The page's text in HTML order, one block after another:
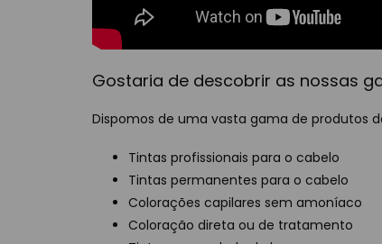
Gostaria de descobrir as nossas
Dispomos de uma vasta gama de produtos
Tintas profissionais para o cabelo
Tintas permanentes para o cabelo
Colorações capilares sem amoníaco
Coloração direta ou de tratamento